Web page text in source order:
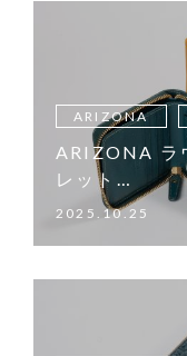
ARIZONA
ARIZONA ラ
レット…
2025.10.25